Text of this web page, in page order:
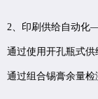
2、印刷供给自动化
通过使用开孔瓶式供
通过组合锡膏余量检